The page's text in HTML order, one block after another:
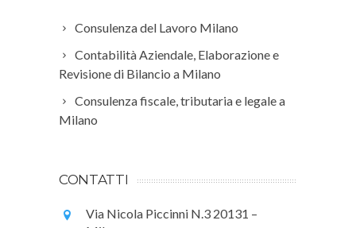
Consulenza del Lavoro Milano
Contabilità Aziendale, Elaborazione e
Revisione di Bilancio a Milano
Consulenza fiscale, tributaria e legale a
Milano
CONTATTI
Via Nicola Piccinni N.3 20131 –